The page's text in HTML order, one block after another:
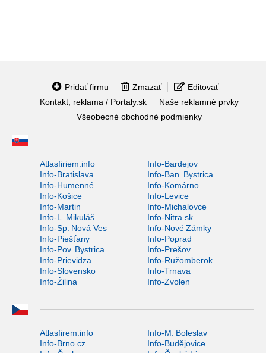
Pridať firmu Zmazať
Editovať
Kontakt, reklama / Portaly.sk
Naše reklamné prvky
Všeobecné obchodné podmienky
Atlasfiriem.info
Info-Bardejov
Info-Bratislava
Info-Ban. Bystrica
Info-Humenné
Info-Komárno
Info-Košice
Info-Levice
Info-Martin
Info-Michalovce
Info-L. Mikuláš
Info-Nitra.sk
Info-Sp. Nová Ves
Info-Nové Zámky
Info-Piešťany
Info-Poprad
Info-Pov. Bystrica
Info-Prešov
Info-Prievidza
Info-Ružomberok
Info-Slovensko
Info-Trnava
Info-Žilina
Info-Zvolen
Atlasfirem.info
Info-M. Boleslav
Info-Brno.cz
Info-Budějovice